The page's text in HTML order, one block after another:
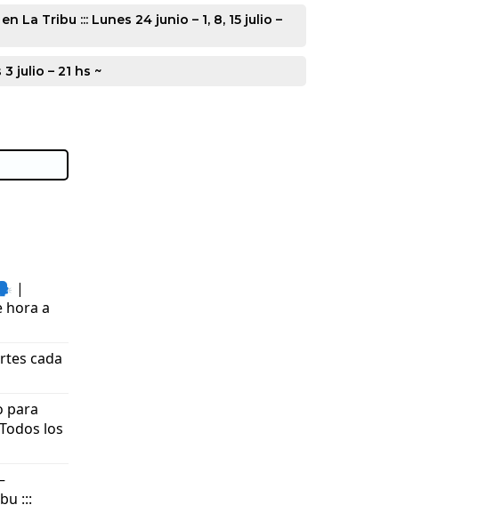
La Tribu ::: Lunes 24 junio – 1, 8, 15 julio –
3 julio – 21 hs ~
🗣️ |
hora a
cada
para
los
:::